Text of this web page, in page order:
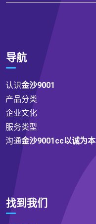
导航
认识金沙9001
产品分类
企业文化
服务类型
沟通金沙9001cc以诚为本
找到我们